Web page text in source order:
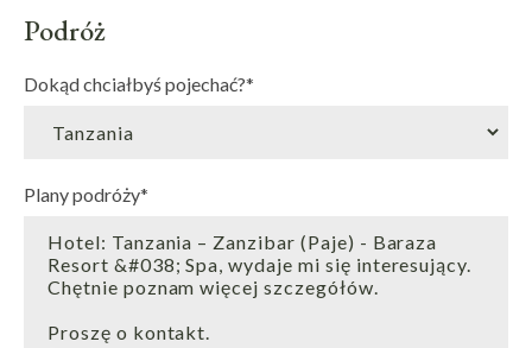
Podróż
Dokąd chciałbyś pojechać?*
Plany podróży*